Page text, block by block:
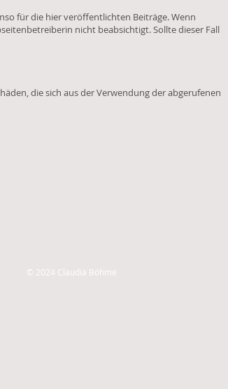
für die hier veröffentlichten Beiträge. Wenn
nicht beabsichtigt. Sollte dieser Fall
die sich aus der Verwendung der abgerufenen
© 2024 Claudia Böhme